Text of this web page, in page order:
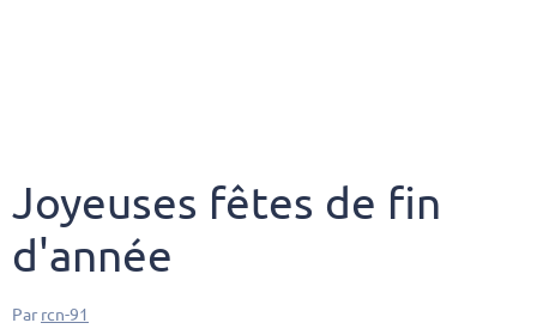
Joyeuses fêtes de fin
d'année
Par rcn-91